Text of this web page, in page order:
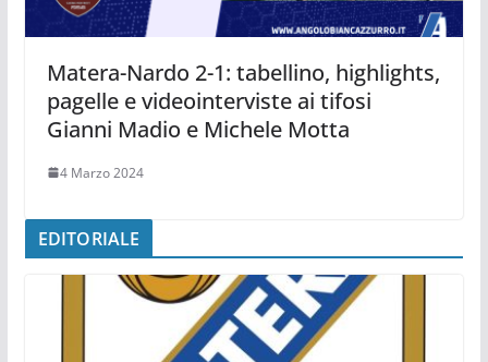
Matera-Nardo 2-1: tabellino, highlights,
pagelle e videointerviste ai tifosi
Gianni Madio e Michele Motta
4 Marzo 2024
EDITORIALE